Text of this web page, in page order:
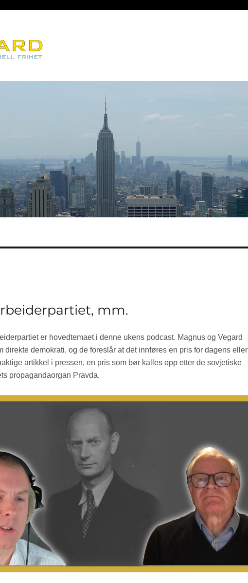
mm.
er hovedtemaet i denne ukens podcast. Magnus og Vegard
direkte demokrati, og de foreslår at det innføres en pris for dagens eller
artikkel i pressen, en pris som bør kalles opp etter de sovjetiske
propagandaorgan Pravda.